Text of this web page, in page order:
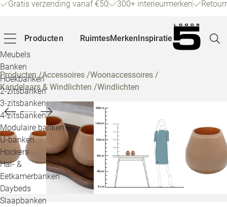
Gratis verzending vanaf €50 300+ interieurmerken
Producten
Meubels
Banken
Hoekbanken
2-zitsbanken
3-zitsbanken
4-zitsbanken
Modulaire banken
U-banken
Hockers
Hal- &
Eetkamerbanken
Daybeds
Slaapbanken
RuimtesMerkenInspiratie
Producten/Accessoires /Woonaccessoires /
Kandelaars & Windlichten /Windlichten